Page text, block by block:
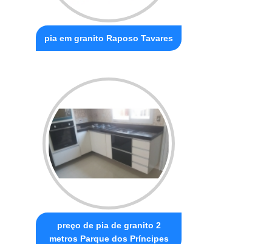
pia em granito Raposo Tavares
preço de pia de granito 2
metros Parque dos Príncipes